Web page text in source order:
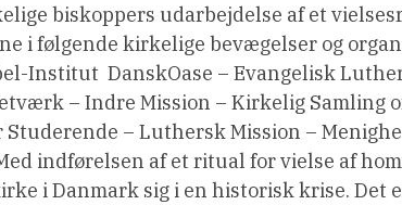
biskoppers udarbejdelse af et
i følgende kirkelige bevægelser og
Institut  DanskOase – Evangelisk
– Indre Mission – Kirkelig Samling
Studerende – Luthersk Mission –
indførelsen af et ritual for vielse af
i Danmark sig i en historisk krise. Det